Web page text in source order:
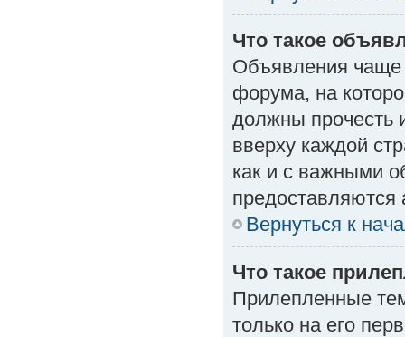
Что такое
Объявления
форума, на
должны прочесть
вверху каждой
как и с важными
предоставляются
Вернуться к
Что такое
Прилепленные
только на его